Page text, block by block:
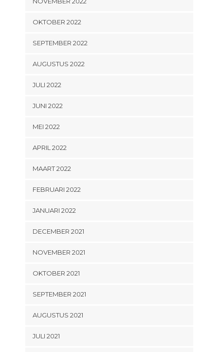
OKTOBER 2022
SEPTEMBER 2022
AUGUSTUS 2022
JULI 2022
JUNI 2022
MEI 2022
APRIL 2022
MAART 2022
FEBRUARI 2022
JANUARI 2022
DECEMBER 2021
NOVEMBER 2021
OKTOBER 2021
SEPTEMBER 2021
AUGUSTUS 2021
JULI 2021